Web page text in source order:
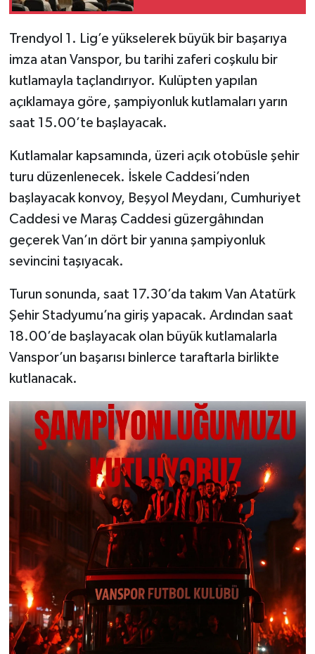
Trendyol 1. Lig’e yükselerek büyük bir başarıya
imza atan Vanspor, bu tarihi zaferi coşkulu bir
kutlamayla taçlandırıyor. Kulüpten yapılan
açıklamaya göre, şampiyonluk kutlamaları yarın
saat 15.00’te başlayacak.
Kutlamalar kapsamında, üzeri açık otobüsle şehir
turu düzenlenecek. İskele Caddesi’nden
başlayacak konvoy, Beşyol Meydanı, Cumhuriyet
Caddesi ve Maraş Caddesi güzergâhından
geçerek Van’ın dört bir yanına şampiyonluk
sevincini taşıyacak.
Turun sonunda, saat 17.30’da takım Van Atatürk
Şehir Stadyumu’na giriş yapacak. Ardından saat
18.00’de başlayacak olan büyük kutlamalarla
Vanspor’un başarısı binlerce taraftarla birlikte
kutlanacak.